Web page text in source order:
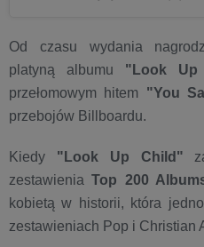
Od czasu wydania
platyną albumu "Look Up
przełomowym hitem "You
przebojów Billboardu.
Kiedy "Look Up Child"
zestawieniaTop 200
kobietą w historii, która
zestawieniach Pop i Christian